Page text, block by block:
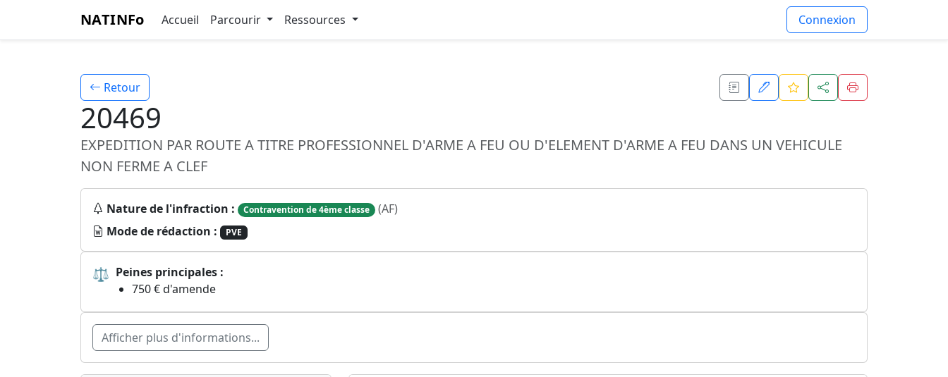
NATINFo Accueil Parcourir Ressources Connexion
Retour
20469
EXPEDITION PAR ROUTE A TITRE PROFESSIONNEL D'ARME A FEU OU D'ELEMENT D'ARME A FEU DANS UN VEHICULE
NON FERME A CLEF
Nature de l'infraction : Contravention de 4ème classe (AF)
Mode de rédaction :
PVE
⚖ Peines principales :
750 € d'amende
Afficher plus d'informations...